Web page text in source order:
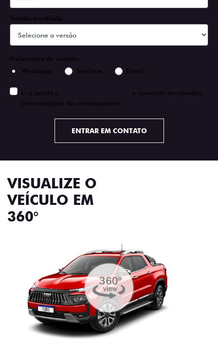
Versão escolhida
Preferência de contato:
Whatsapp
Telefone Email
Li e aceito a
e concordo em receber
comunicações da concessionária.
ENTRAR EM CONTATO
VISUALIZE O
VEÍCULO EM
360°